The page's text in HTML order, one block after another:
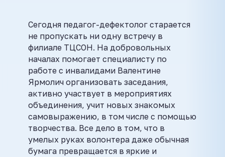
Сегодня педагог-дефектолог старается
не пропускать ни одну встречу в
филиале ТЦСОН. На добровольных
началах помогает специалисту по
работе с инвалидами Валентине
Ярмолич организовать заседания,
активно участвует в мероприятиях
объединения, учит новых знакомых
самовыражению, в том числе с помощью
творчества. Все дело в том, что в
умелых руках волонтера даже обычная
бумага превращается в яркие и